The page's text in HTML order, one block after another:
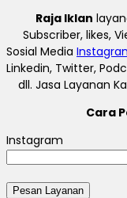
Raja Iklan
Subscriber, likes,
Sosial Media
Linkedin, Twitter,
dll. Jasa Layanan
Cara
Instagram